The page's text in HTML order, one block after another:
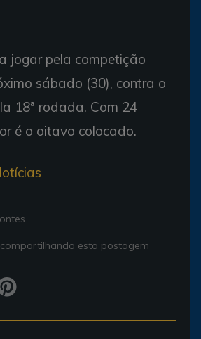
jogar pela competição
sábado (30), contra o
18ª rodada. Com 24
é o oitavo colocado.
esta postagem